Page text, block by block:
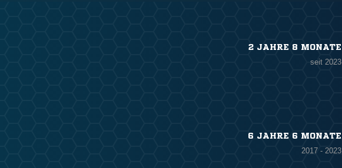
2 JAHRE 8 MONATE
seit 2023
6 JAHRE 6 MONATE
2017 - 2023